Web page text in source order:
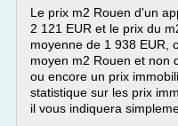
Le prix m2 Rouen d'un
2 121 EUR et le prix du
moyenne de 1 938 EUR,
moyen m2 Rouen et non
ou encore un prix
statistique sur les prix
il vous indiquera